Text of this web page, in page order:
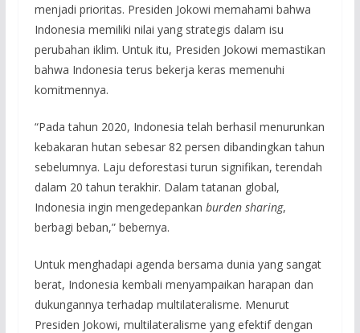
menjadi prioritas. Presiden Jokowi memahami bahwa
Indonesia memiliki nilai yang strategis dalam isu
perubahan iklim. Untuk itu, Presiden Jokowi memastikan
bahwa Indonesia terus bekerja keras memenuhi
komitmennya.
“Pada tahun 2020, Indonesia telah berhasil menurunkan
kebakaran hutan sebesar 82 persen dibandingkan tahun
sebelumnya. Laju deforestasi turun signifikan, terendah
dalam 20 tahun terakhir. Dalam tatanan global,
Indonesia ingin mengedepankan burden sharing,
berbagi beban,” bebernya.
Untuk menghadapi agenda bersama dunia yang sangat
berat, Indonesia kembali menyampaikan harapan dan
dukungannya terhadap multilateralisme. Menurut
Presiden Jokowi, multilateralisme yang efektif dengan